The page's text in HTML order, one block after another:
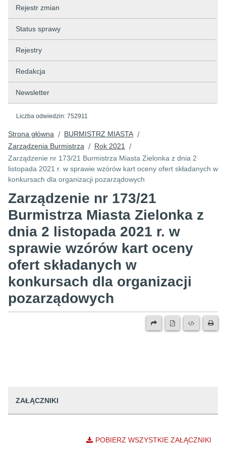
Rejestr zmian
Status sprawy
Rejestry
Redakcja
Newsletter
Liczba odwiedzin: 752911
Strona główna / BURMISTRZ MIASTA /
Zarządzenia Burmistrza / Rok 2021 /
Zarządzenie nr 173/21 Burmistrza Miasta Zielonka z dnia 2
listopada 2021 r. w sprawie wzórów kart oceny ofert składanych w
konkursach dla organizacji pozarządowych
Zarządzenie nr 173/21
Burmistrza Miasta Zielonka z
dnia 2 listopada 2021 r. w
sprawie wzórów kart oceny
ofert składanych w
konkursach dla organizacji
pozarządowych
ZAŁĄCZNIKI
POBIERZ WSZYSTKIE ZAŁĄCZNIKI